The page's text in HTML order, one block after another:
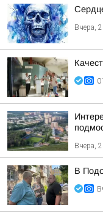
Вчера,
Вчера,
В